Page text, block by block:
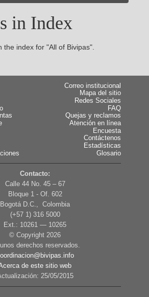
in Index
index for "All of Bivipas".
Correo institucional
Mapa del sitio
Redes Sociales
FAQ
Quejas y reclamos
Atención en línea
Encuesta
Contáctenos
Estadísticas
Glosario
Contacto:
Calle 44 No. 45 – 67
Bloque 1 - Of. 602
Bogotá D.C., Colombia
(+57 1) 316 5000
Ext.: 10261 — 10265
© Copyright 2026
derechos reservados.
de este sitio web
25/05/2015